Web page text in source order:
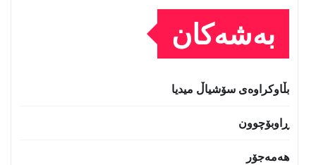
بەشەکان
بڵاوکراوەی سۆشیاڵ میدیا
ڕاوبۆچوون
هەمەجۆر